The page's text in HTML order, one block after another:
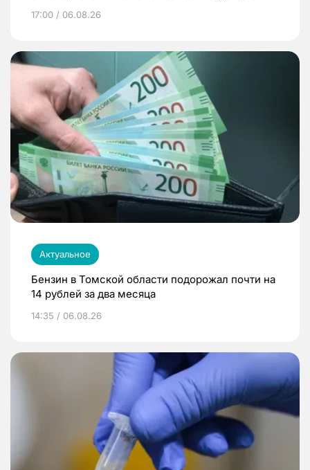
17:00 / 06.08.26
Актуальное
Бензин в Томской области подорожал почти на
14 рублей за два месяца
14:35 / 06.08.26